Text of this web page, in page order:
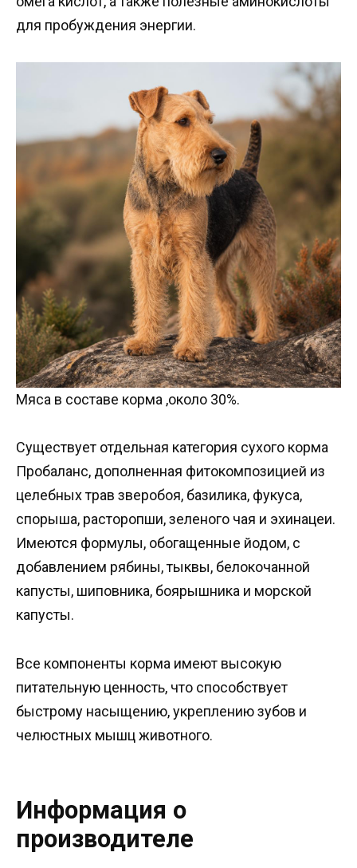
для пробуждения энергии.
Мяса в составе корма ,около 30%.
Существует отдельная категория сухого корма
Пробаланс, дополненная фитокомпозицией из
целебных трав зверобоя, базилика, фукуса,
спорыша, расторопши, зеленого чая и эхинацеи.
Имеются формулы, обогащенные йодом, с
добавлением рябины, тыквы, белокочанной
капусты, шиповника, боярышника и морской
капусты.
Все компоненты корма имеют высокую
питательную ценность, что способствует
быстрому насыщению, укреплению зубов и
челюстных мышц животного.
Информация о
производителе